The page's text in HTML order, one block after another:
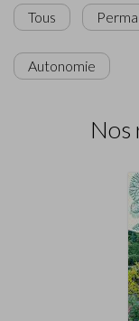
Tous
Autonomie
Nos